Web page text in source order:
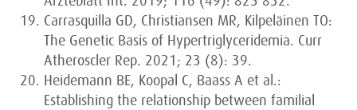
Carrasquilla GD, Christiansen MR, Kilpeläinen TO:
The Genetic Basis of Hypertriglyceridemia. Curr
Atheroscler Rep. 2021; 23 (8): 39.
Heidemann BE, Koopal C, Baass A et al.:
Establishing the relationship between familial